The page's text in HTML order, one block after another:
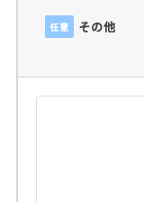
任意 その他